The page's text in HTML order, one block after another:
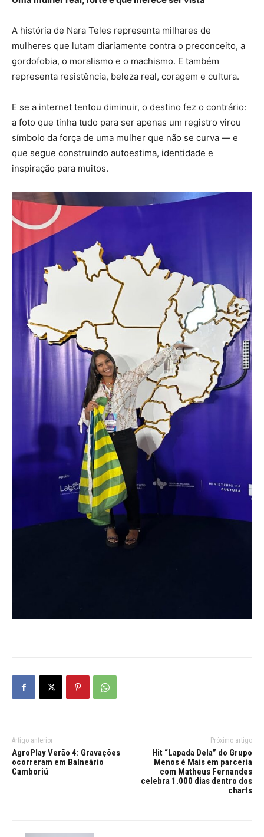
A história de Nara Teles representa milhares de
mulheres que lutam diariamente contra o preconceito, a
gordofobia, o moralismo e o machismo. E também
representa resistência, beleza real, coragem e cultura.
E se a internet tentou diminuir, o destino fez o contrário:
a foto que tinha tudo para ser apenas um registro virou
símbolo da força de uma mulher que não se curva — e
que segue construindo autoestima, identidade e
inspiração para muitos.
Artigo anterior
AgroPlay Verão 4: Gravações
ocorreram em Balneário
Camboriú
Próximo artigo
Hit “Lapada Dela” do Grupo
Menos é Mais em parceria
com Matheus Fernandes
celebra 1.000 dias dentro dos
charts